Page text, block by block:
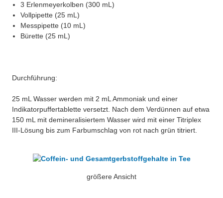
3 Erlenmeyerkolben (300 mL)
Vollpipette (25 mL)
Messpipette (10 mL)
Bürette (25 mL)
Durchführung:
25 mL Wasser werden mit 2 mL Ammoniak und einer
Indikatorpuffertablette versetzt. Nach dem Verdünnen auf etwa
150 mL mit demineralisiertem Wasser wird mit einer Titriplex
III-Lösung bis zum Farbumschlag von rot nach grün titriert.
größere Ansicht